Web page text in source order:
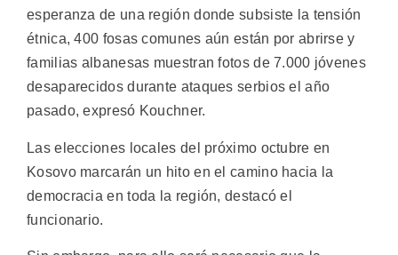
esperanza de una región donde subsiste la tensión
étnica, 400 fosas comunes aún están por abrirse y
familias albanesas muestran fotos de 7.000 jóvenes
desaparecidos durante ataques serbios el año
pasado, expresó Kouchner.
Las elecciones locales del próximo octubre en
Kosovo marcarán un hito en el camino hacia la
democracia en toda la región, destacó el
funcionario.